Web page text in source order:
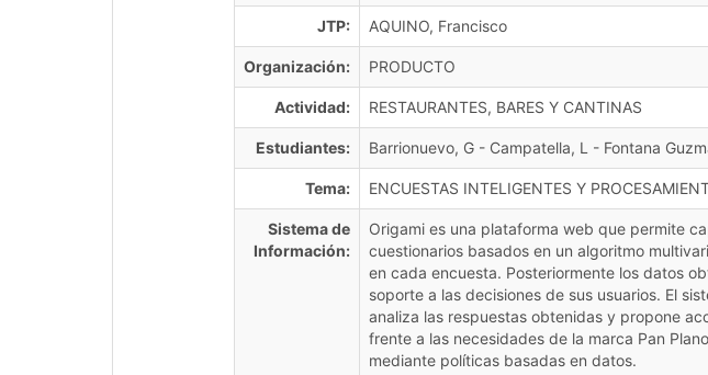
JTP: AQUINO, Francisco
Organización: PRODUCTO
Actividad: RESTAURANTES, BARES Y CANTINAS
Estudiantes: Barrionuevo, G - Campatella, L - Fontana
Tema: ENCUESTAS INTELIGENTES Y
Sistema de
Información:
Origami es una plataforma web que permite
cuestionarios basados en un algoritmo
en cada encuesta. Posteriormente los datos
soporte a las decisiones de sus usuarios. El
analiza las respuestas obtenidas y propone
frente a las necesidades de la marca Pan
mediante políticas basadas en datos.